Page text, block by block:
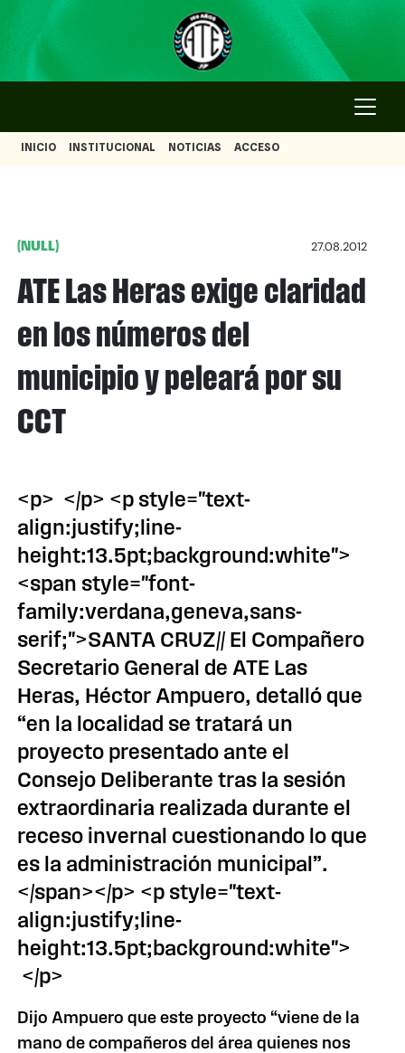
INICIO INSTITUCIONAL NOTICIAS ACCESO
(NULL) 27.08.2012
ATE Las Heras exige claridad
en los números del
municipio y peleará por su
CCT
<p> </p> <p style="text-
align:justify;line-
height:13.5pt;background:white">
<span style="font-
family:verdana,geneva,sans-
serif;">SANTA CRUZ// El Compañero
Secretario General de ATE Las
Heras, Héctor Ampuero, detalló que
“en la localidad se tratará un
proyecto presentado ante el
Consejo Deliberante tras la sesión
extraordinaria realizada durante el
receso invernal cuestionando lo que
es la administración municipal”.
</span></p> <p style="text-
align:justify;line-
height:13.5pt;background:white">
</p>
Dijo Ampuero que este proyecto “viene de la
mano de compañeros del área quienes nos